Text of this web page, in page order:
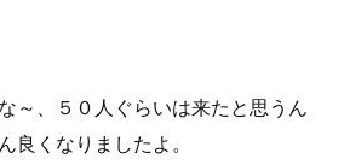
～、５０人ぐらいは来たと思うん
良くなりましたよ。